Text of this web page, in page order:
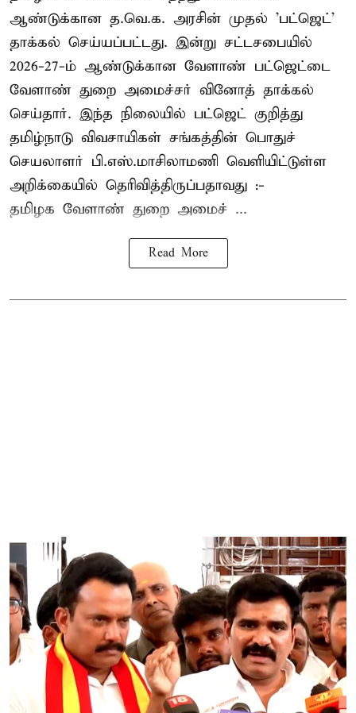
ஆண்டுக்கான த.வெ.க. அரசின் முதல் 'பட்ஜெட்'
தாக்கல் செய்யப்பட்டது. இன்று சட்டசபையில்
2026-27-ம் ஆண்டுக்கான வேளாண் பட்ஜெட்டை
வேளாண் துறை அமைச்சர் வினோத் தாக்கல்
செய்தார். இந்த நிலையில் பட்ஜெட் குறித்து
தமிழ்நாடு விவசாயிகள் சங்கத்தின் பொதுச்
செயலாளர் பி.எஸ்.மாசிலாமணி வெளியிட்டுள்ள
அறிக்கையில் தெரிவித்திருப்பதாவது :-
தமிழக வேளாண் துறை அமைச் ...
Read More